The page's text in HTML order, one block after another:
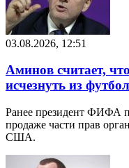
03.08.2026, 12:51
Аминов считает,
исчезнуть из
Ранее президент ФИФА
продаже части прав
США.